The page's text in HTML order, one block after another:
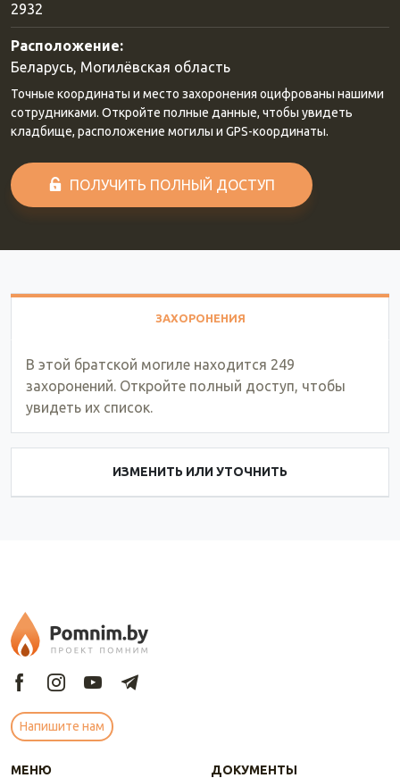
2932
Расположение:
Беларусь, Могилёвская область
Точные координаты и место захоронения оцифрованы нашими
сотрудниками. Откройте полные данные, чтобы увидеть
кладбище, расположение могилы и GPS-координаты.
ПОЛУЧИТЬ ПОЛНЫЙ ДОСТУП
ЗАХОРОНЕНИЯ
В этой братской могиле находится 249
захоронений. Откройте полный доступ, чтобы
увидеть их список.
ИЗМЕНИТЬ ИЛИ УТОЧНИТЬ
Напишите нам
МЕНЮ ДОКУМЕНТЫ